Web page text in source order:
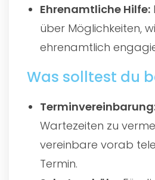
Ehrenamtliche Hilfe:
über Möglichkeiten,
ehrenamtlich
Was solltest du
Wartezeiten zu
vereinbare vorab
Termin.